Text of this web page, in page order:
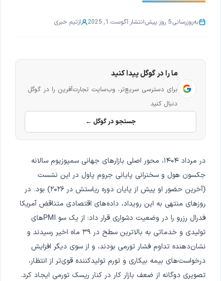
به‌روزرسانی:5 روز پیش انتشار:آگوست 1, 2025 ازتیم خبری
ما را در گوگل پیدا کنید
برای دسترسی سریع‌تر، وب‌سایت تجارت‌آفرین را در گوگل
دنبال کنید
جستجو در گوگل ←
در مرداد ۱۴۰۴، محور اصلی بازارهای جهانی سمپوزیوم سالانه
جکسون هول و سخنرانی پایانی جروم پاول در این نشست
(آخرین حضور او پیش از پایان دوره ریاستش در ۲۰۲۶) بود. در
روزهای منتهی به این رویداد، داده‌های اقتصادی متناقض آمریکا
فدرال رزرو را در وضعیت دشواری قرار داد: از یک سو PMIهای
تولیدی و خدماتی به بالاترین سطح در ۳۹ ماه اخیر رسیدند و
نشان‌دهنده تداوم فشار تورمی بودند، و از سوی دیگر افزایش
درخواست‌های بیمه بیکاری و تورم تولیدکننده قوی‌تر از انتظار،
تصویری دوگانه از ضعف بازار کار در کنار ریسک تورمی ایجاد کرد.